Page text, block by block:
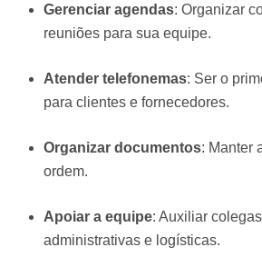
Gerenciar agendas: Organizar
reuniões para sua equipe.
Atender telefonemas: Ser o
para clientes e fornecedores.
Organizar documentos: Manter
ordem.
Apoiar a equipe: Auxiliar
administrativas e logísticas.